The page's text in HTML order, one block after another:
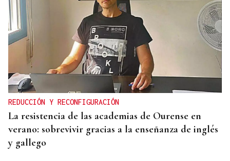
REDUCCIÓN Y RECONFIGURACIÓN
La resistencia de las academias de Ourense en
verano: sobrevivir gracias a la enseñanza de inglés
y gallego